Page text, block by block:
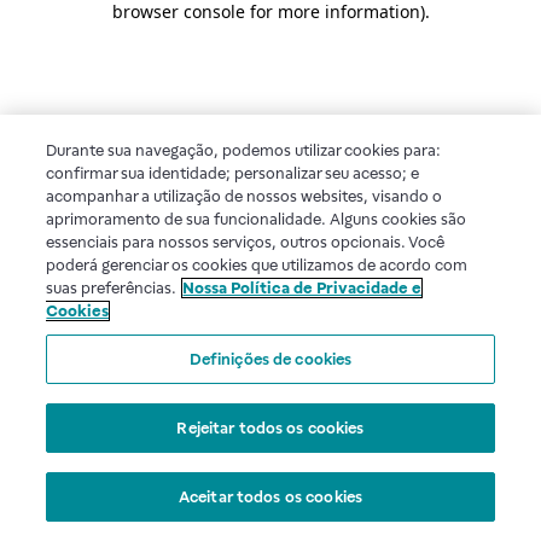
browser console for more information).
Durante sua navegação, podemos utilizar cookies para:
confirmar sua identidade; personalizar seu acesso; e
acompanhar a utilização de nossos websites, visando o
aprimoramento de sua funcionalidade. Alguns cookies são
essenciais para nossos serviços, outros opcionais. Você
poderá gerenciar os cookies que utilizamos de acordo com
suas preferências. Nossa Política de Privacidade e
Cookies
Definições de cookies
Rejeitar todos os cookies
Aceitar todos os cookies